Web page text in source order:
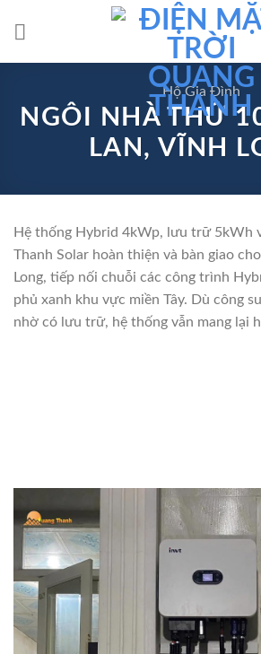
Hộ Gia Đình
NGÔI NHÀ THỨ
LAN, VĨNH
Hệ thống Hybrid 4kWp, lưu trữ 5kWh
Thanh Solar hoàn thiện và bàn giao
Long, tiếp nối chuỗi các công trình
phủ xanh khu vực miền Tây. Dù công
nhờ có lưu trữ, hệ thống vẫn mang lại